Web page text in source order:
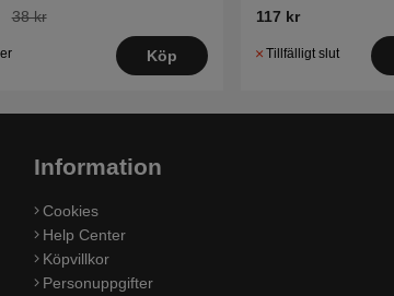
38 kr
Köp
117 kr
Tillfälligt slut
Information
Cookies
Help Center
Köpvillkor
Personuppgifter